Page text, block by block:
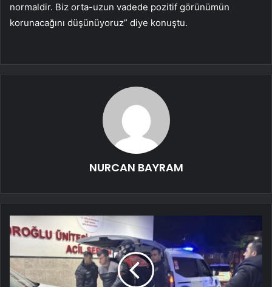
normaldir. Biz orta-uzun vadede pozitif görünümün
korunacağını düşünüyoruz” diye konuştu.
NURCAN BAYRAM